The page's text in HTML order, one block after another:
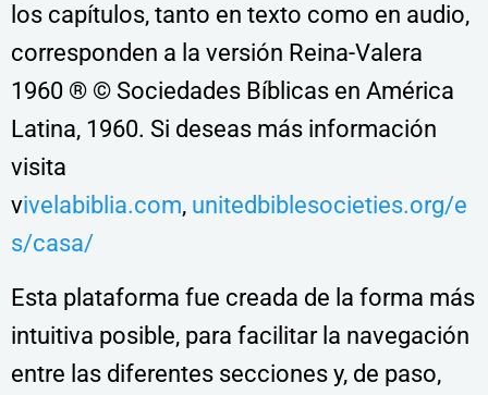
los capítulos, tanto en texto como en audio,
corresponden a la versión Reina-Valera
1960 ® © Sociedades Bíblicas en América
Latina, 1960. Si deseas más información
visita
vivelabiblia.com, unitedbiblesocieties.org/e
s/casa/
Esta plataforma fue creada de la forma más
intuitiva posible, para facilitar la navegación
entre las diferentes secciones y, de paso,